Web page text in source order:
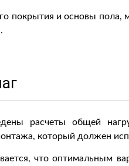
покрытия и основы пола,
расчеты общей
который должен
что оптимальным